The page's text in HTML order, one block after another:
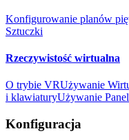
Konfigurowanie planów
Sztuczki
Rzeczywistość wirtualna
O trybie VRUżywanie
i klawiaturyUżywanie
Konfiguracja